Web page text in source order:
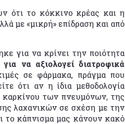
ότι το κόκκινο κρέας και η
με «μικρή» επίδραση και από
για να κρίνει την ποιότητα
να αξιολογεί διατροφικά
σε φάρμακα, πράγμα που
ότι αν η ίδια μεθοδολογία
καρκίνου των πνευμόνων, της
λαχανικών σε σχέση με την
το κάπνισμα μας κάνουν κακό